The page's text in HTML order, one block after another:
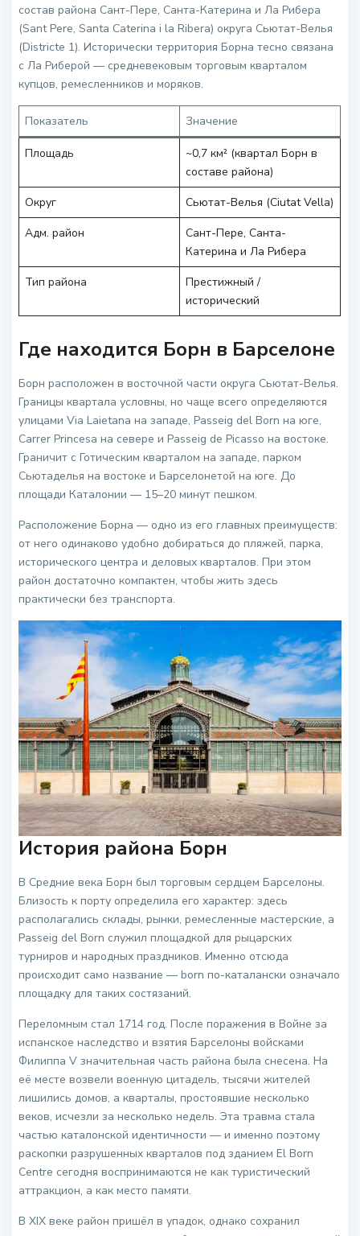
состав района Сант-Пере, Санта-Катерина и Ла Рибера
(Sant Pere, Santa Caterina i la Ribera) округа Сьютат-Велья
(Districte 1). Исторически территория Борна тесно связана
с Ла Риберой — средневековым торговым кварталом
купцов, ремесленников и моряков.
Показатель Значение
Площадь
~0,7 км² (квартал Борн в
составе района)
Округ
Сьютат-Велья (Ciutat Vella)
Адм. район
Сант-Пере, Санта-
Катерина и Ла Рибера
Тип района
Престижный /
исторический
Где находится Борн в Барселоне
Борн расположен в восточной части округа Сьютат-Велья.
Границы квартала условны, но чаще всего определяются
улицами Via Laietana на западе, Passeig del Born на юге,
Carrer Princesa на севере и Passeig de Picasso на востоке.
Граничит с Готическим кварталом на западе, парком
Сьютаделья на востоке и Барселонетой на юге. До
площади Каталонии — 15–20 минут пешком.
Расположение Борна — одно из его главных преимуществ:
от него одинаково удобно добираться до пляжей, парка,
исторического центра и деловых кварталов. При этом
район достаточно компактен, чтобы жить здесь
практически без транспорта.
История района Борн
В Средние века Борн был торговым сердцем Барселоны.
Близость к порту определила его характер: здесь
располагались склады, рынки, ремесленные мастерские, а
Passeig del Born служил площадкой для рыцарских
турниров и народных праздников. Именно отсюда
происходит само название — born по-каталански означало
площадку для таких состязаний.
Переломным стал 1714 год. После поражения в Войне за
испанское наследство и взятия Барселоны войсками
Филиппа V значительная часть района была снесена. На
её месте возвели военную цитадель, тысячи жителей
лишились домов, а кварталы, простоявшие несколько
веков, исчезли за несколько недель. Эта травма стала
частью каталонской идентичности — и именно поэтому
раскопки разрушенных кварталов под зданием El Born
Centre сегодня воспринимаются не как туристический
аттракцион, а как место памяти.
В XIX веке район пришёл в упадок, однако сохранил